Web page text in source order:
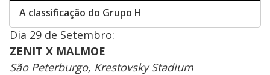
A classificação do Grupo H
Dia 29 de Setembro:
ZENIT X MALMOE
São Peterburgo, Krestovsky Stadium